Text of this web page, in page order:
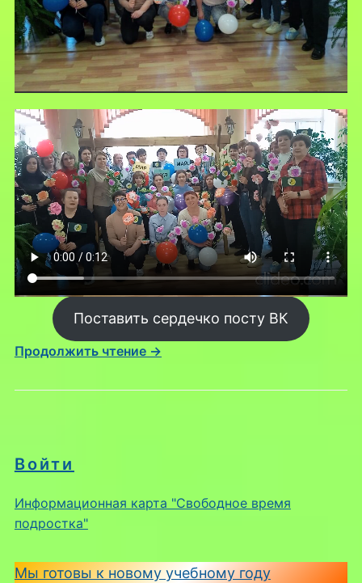
Войти
Информационная карта "Свободное время
подростка"
Мы готовы к новому учебному году
Поставить сердечко посту ВК
Продолжить чтение →